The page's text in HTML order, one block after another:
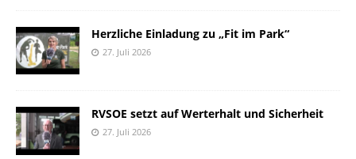
Herzliche Einladung zu „Fit im Park“
27. Juli 2026
RVSOE setzt auf Werterhalt und Sicherheit
27. Juli 2026